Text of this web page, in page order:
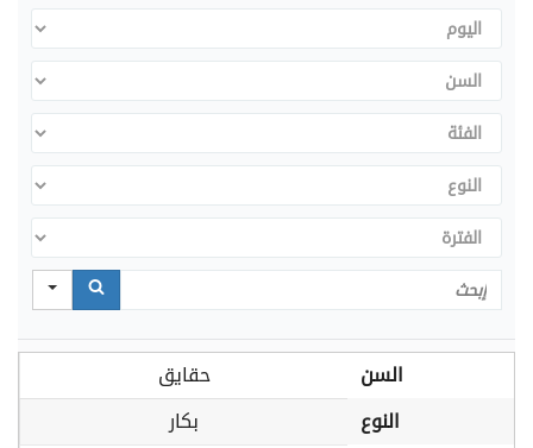
اليوم
السن
الفئة
النوع
الفترة
Search
السن
حقايق
النوع
بكار